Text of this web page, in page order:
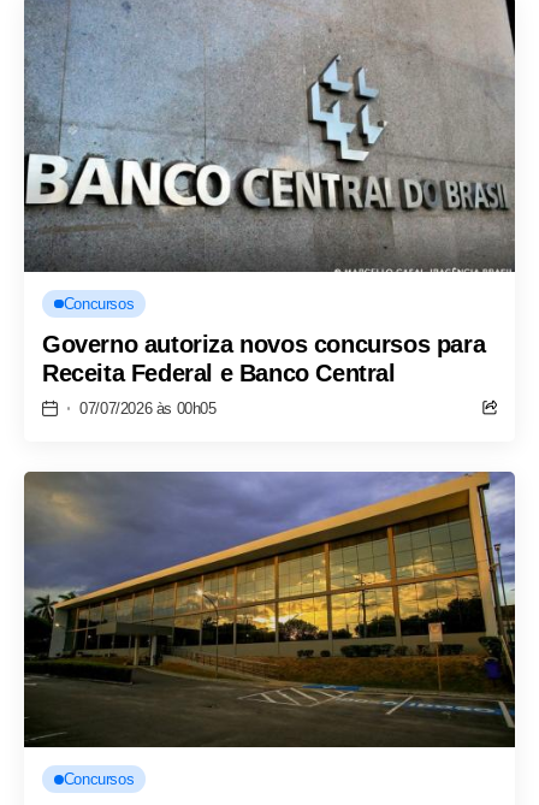
Concursos
Governo autoriza novos concursos para
Receita Federal e Banco Central
07/07/2026 às 00h05
Concursos